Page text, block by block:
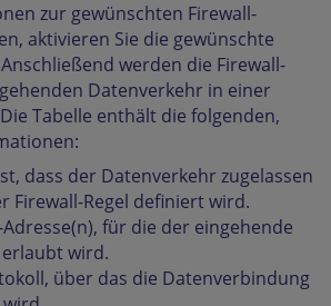
zur gewünschten Firewall-
aktivieren Sie die gewünschte
werden die Firewall-
Datenverkehr in einer
Tabelle enthält die folgenden,
dass der Datenverkehr zugelassen
Firewall-Regel definiert wird.
Adresse(n), für die der eingehende
wird.
über das die Datenverbindung